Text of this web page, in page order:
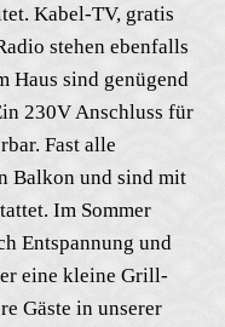
Kabel-TV, gratis
stehen ebenfalls
Haus sind genügend
230V Anschluss für
Fast alle
Balkon und sind mit
Im Sommer
Entspannung und
eine kleine Grill-
Gäste in unserer